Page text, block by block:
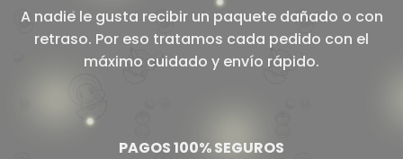
A nadie le gusta recibir un paquete dañado o con
retraso. Por eso tratamos cada pedido con el
máximo cuidado y envío rápido.
PAGOS 100% SEGUROS